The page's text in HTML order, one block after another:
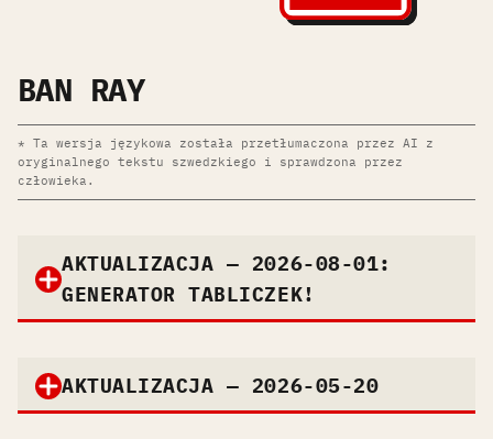
BAN RAY
* Ta wersja językowa została przetłumaczona przez AI z
oryginalnego tekstu szwedzkiego i sprawdzona przez
człowieka.
AKTUALIZACJA — 2026-08-01:
GENERATOR TABLICZEK!
AKTUALIZACJA — 2026-05-20